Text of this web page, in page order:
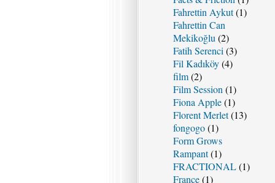
Fahrettin Aykut(1)
Fahrettin Can
Mekikoğlu (2)
Fatih Serenci (3)
Fil Kadıköy(4)
film(2)
Film Session (1)
Fiona Apple(1)
Florent Merlet(13)
fongogo(1)
Form Grows
Rampant(1)
FRACTIONAL(1)
France(1)